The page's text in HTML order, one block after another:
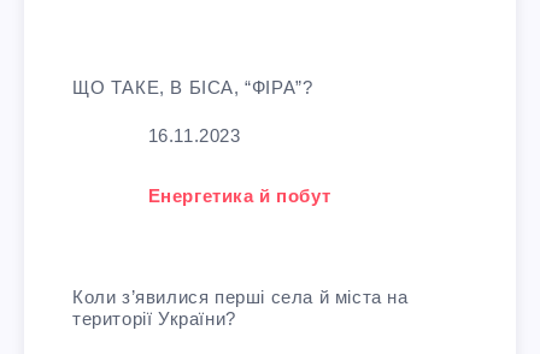
ЩО ТАКЕ, В БІСА, “ФІРА”?
16.11.2023
У зв'язку з тим, що
Енергетика й побут
Коли з’явилися перші села й міста на
території України?